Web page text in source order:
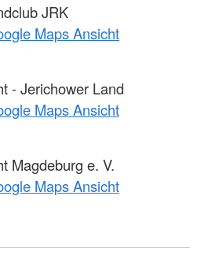
JRK
Maps Ansicht
- Jerichower Land
Maps Ansicht
Magdeburg e. V.
Maps Ansicht